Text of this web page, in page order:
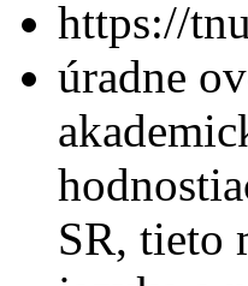
https://
úradne
SR, tieto